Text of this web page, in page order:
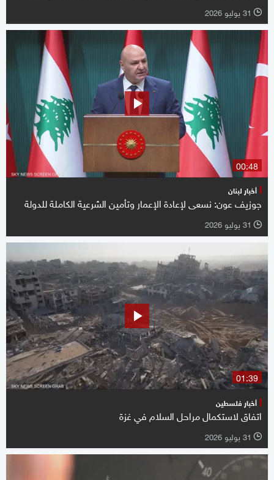
l 31 يوليو 2026
00:48
أخبار لبنان
جوزيف عون: نسعى لإعادة الإعمار وتأمين الشرعية الكاملة للدولة
l 31 يوليو 2026
01:39
أخبار فلسطين
اتفاق لاستكمال مراحل السلام في غزة
l 31 يوليو 2026